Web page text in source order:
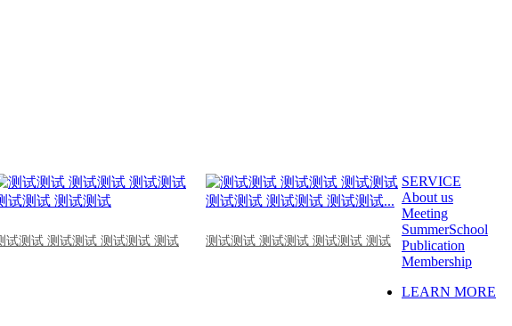
试测试 测试测试 测试测试 测试 测试测试 测试测试 测试测试 测试
SERVICE
About us
Meeting
SummerSchool
Publication
Membership
LEARN MORE